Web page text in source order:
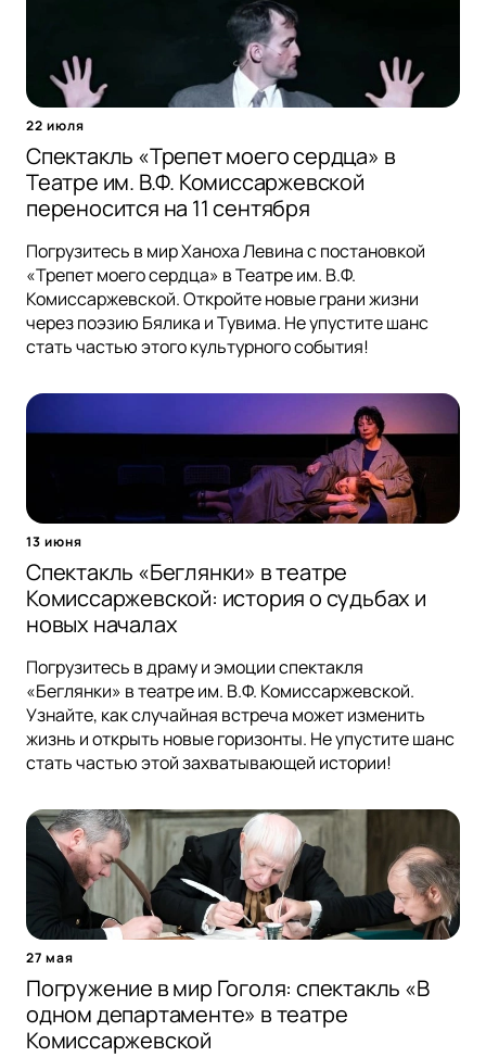
22 июля
Спектакль «Трепет моего сердца» в
Театре им. В.Ф. Комиссаржевской
переносится на 11 сентября
Погрузитесь в мир Ханоха Левина с постановкой
«Трепет моего сердца» в Театре им. В.Ф.
Комиссаржевской. Откройте новые грани жизни
через поэзию Бялика и Тувима. Не упустите шанс
стать частью этого культурного события!
13 июня
Спектакль «Беглянки» в театре
Комиссаржевской: история о судьбах и
новых началах
Погрузитесь в драму и эмоции спектакля
«Беглянки» в театре им. В.Ф. Комиссаржевской.
Узнайте, как случайная встреча может изменить
жизнь и открыть новые горизонты. Не упустите шанс
стать частью этой захватывающей истории!
27 мая
Погружение в мир Гоголя: спектакль «В
одном департаменте» в театре
Комиссаржевской